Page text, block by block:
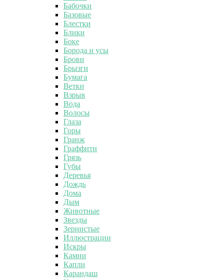
Бабочки
Базовые
Блестки
Блики
Боке
Борода и усы
Брови
Брызги
Бумага
Ветки
Взрыв
Вода
Волосы
Глаза
Горы
Гранж
Граффити
Грязь
Губы
Деревья
Дождь
Дома
Дым
Животные
Звезды
Зернистые
Иллюстрации
Искры
Камни
Капли
Карандаш